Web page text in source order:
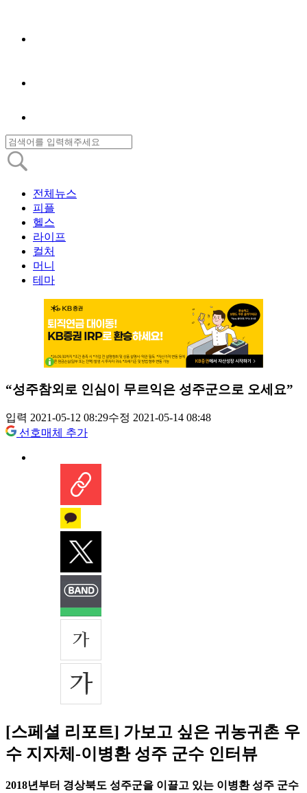
전체뉴스
피플
헬스
라이프
컬처
머니
테마
“성주참외로 인심이 무르익은 성주군으로 오세요”
입력 2021-05-12 08:29수정 2021-05-14 08:48
선호매체 추가
[스페셜 리포트] 가보고 싶은 귀농귀촌 우
수 지자체-이병환 성주 군수 인터뷰
2018년부터 경상북도 성주군을 이끌고 있는 이병환 성주 군수